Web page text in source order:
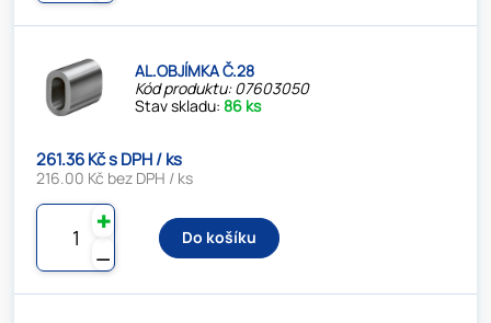
AL.OBJÍMKA Č.28
Kód produktu: 07603050
Stav skladu:86 ks
261.36 Kč s DPH / ks
216.00 Kč bez DPH / ks
⚊
✚
Do košíku